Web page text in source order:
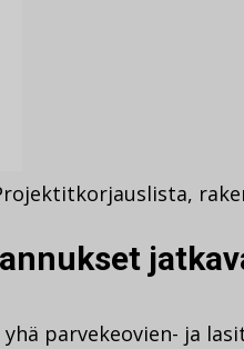
korjauslista,
parvekeovien- ja